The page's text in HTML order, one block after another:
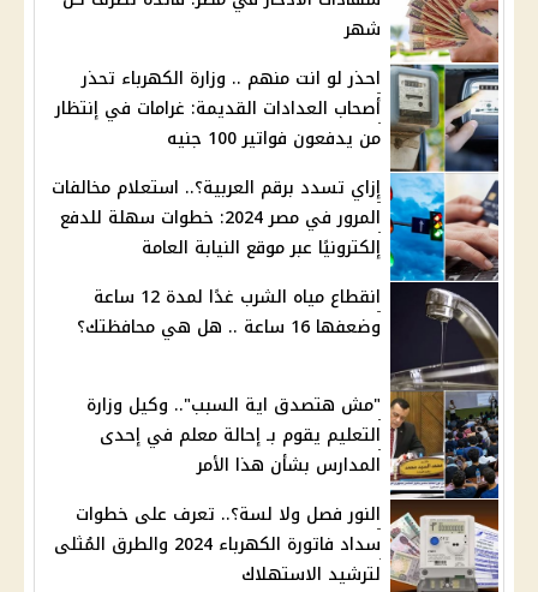
شهر
احذر لو انت منهم .. وزارة الكهرباء تحذر
أصحاب العدادات القديمة: غرامات في إنتظار
من يدفعون فواتير 100 جنيه
إزاي تسدد برقم العربية؟.. استعلام مخالفات
المرور في مصر 2024: خطوات سهلة للدفع
إلكترونيًا عبر موقع النيابة العامة
انقطاع مياه الشرب غدًا لمدة 12 ساعة
وضعفها 16 ساعة .. هل هي محافظتك؟
"مش هتصدق اية السبب".. وكيل وزارة
التعليم يقوم بـ إحالة معلم في إحدى
المدارس بشأن هذا الأمر
النور فصل ولا لسة؟.. تعرف على خطوات
سداد فاتورة الكهرباء 2024 والطرق المُثلى
لترشيد الاستهلاك